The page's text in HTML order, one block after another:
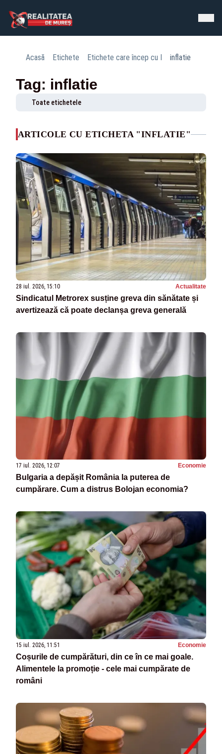
Acasă Etichete Etichete care încep cu I inflatie
Tag: inflatie
Toate etichetele
ARTICOLE CU ETICHETA "INFLATIE"
28 iul. 2026, 15:10 Actualitate
Sindicatul Metrorex susține greva din sănătate și
avertizează că poate declanșa greva generală
17 iul. 2026, 12:07 Economie
Bulgaria a depășit România la puterea de
cumpărare. Cum a distrus Bolojan economia?
15 iul. 2026, 11:51 Economie
Coșurile de cumpărături, din ce în ce mai goale.
Alimentele la promoție - cele mai cumpărate de
români